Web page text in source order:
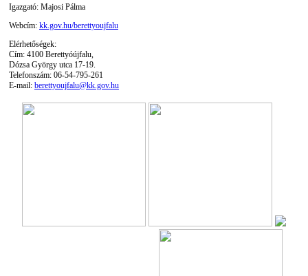
Igazgató: Majosi Pálma
Webcím: kk.gov.hu/berettyoujfalu
Elérhetőségek:
Cím: 4100 Berettyóújfalu,
Dózsa György utca 17-19.
Telefonszám: 06-54-795-261
E-mail: berettyoujfalu@kk.gov.hu